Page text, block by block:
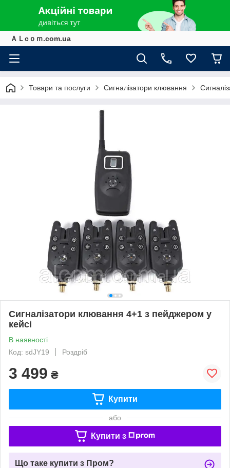
ＡＬcｏｍ.com.ua
Товари та послуги Сигналізатори клювання
Сигналізатори клювання 4+1 з пейджером у
кейсі
В наявності
Код: sdJY19
Роздріб
3 499 ₴
Купити
або
Купити з
Що таке купити з Пром?